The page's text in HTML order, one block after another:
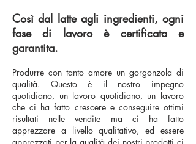
Così dal latte agli ingredienti, ogni
fase di lavoro è certificata e
garantita.
Produrre con tanto amore un gorgonzola di
qualità. Questo è il nostro impegno
quotidiano, un lavoro quotidiano, un lavoro
che ci ha fatto crescere e conseguire ottimi
risultati nelle vendite ma ci ha fatto
apprezzare a livello qualitativo, ed essere